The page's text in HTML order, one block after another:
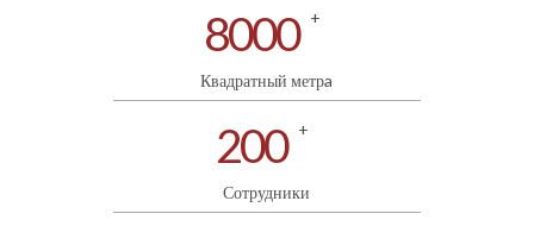
8000 +
Квадратный метрa
200 +
Сотрудники